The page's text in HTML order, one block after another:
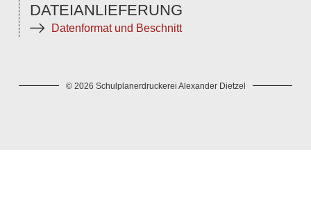
DATEIANLIEFERUNG
Datenformat und Beschnitt
© 2026 Schulplanerdruckerei Alexander Dietzel